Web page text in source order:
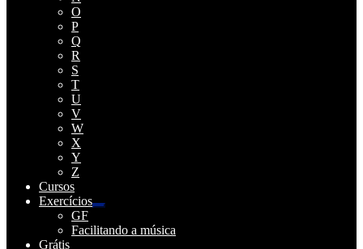
O
P
Q
R
S
T
U
V
W
X
Y
Z
Cursos
Exercícios
Expandir
menu
descendente
GF
Facilitando a música
Grátis